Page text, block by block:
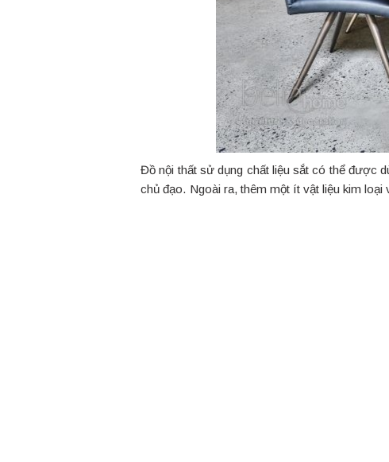
Đồ nội thất sử dụng chất liệu sắt có thể được
chủ đạo. Ngoài ra, thêm một ít vật liệu kim loại